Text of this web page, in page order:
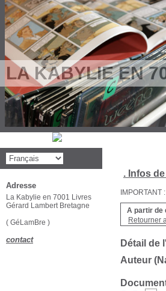
LA KABYLIE EN
. Infos
A partir de
Retourner
Détail de
Auteur
Adresse
La Kabylie en 7001 Livres
Gérard Lambert Bretagne
( GéLamBre )
contact